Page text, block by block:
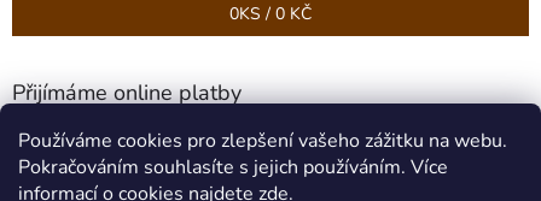
Používáme cookies pro zlepšení vašeho zážitku na webu.
Pokračováním souhlasíte s jejich používáním. Více
informací o cookies najdete zde.
0KS / 0 KČ
Přijímáme online platby